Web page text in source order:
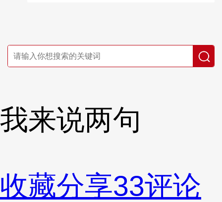
我来说两句
收藏分享33评论